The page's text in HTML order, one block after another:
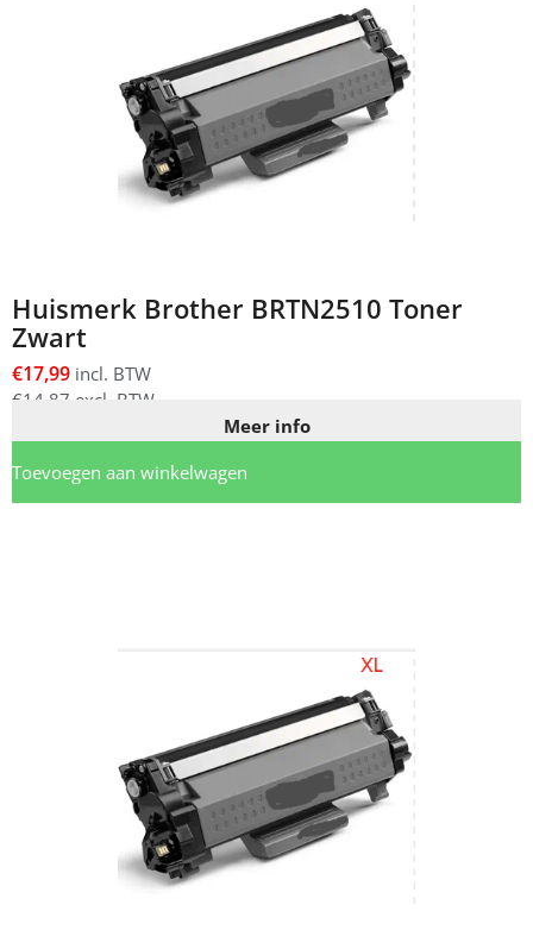
Huismerk Brother BRTN2510 Toner
Zwart
€17,99 incl. BTW
€14,87 excl. BTW
Meer info
Toevoegen aan winkelwagen